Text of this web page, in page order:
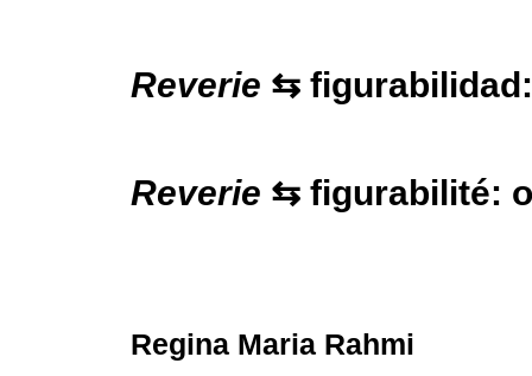
Reverie ⇆
Reverie ⇆ figurabilité:
Regina Maria Rahmi